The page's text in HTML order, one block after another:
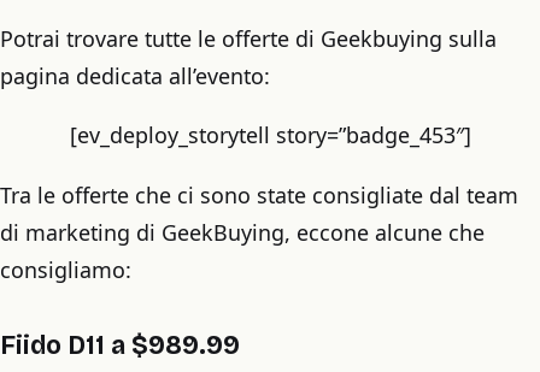
Potrai trovare tutte le offerte di Geekbuying sulla
pagina dedicata all’evento:
[ev_deploy_storytell story=”badge_453″]
Tra le offerte che ci sono state consigliate dal team
di marketing di GeekBuying, eccone alcune che
consigliamo:
Fiido D11 a $989.99